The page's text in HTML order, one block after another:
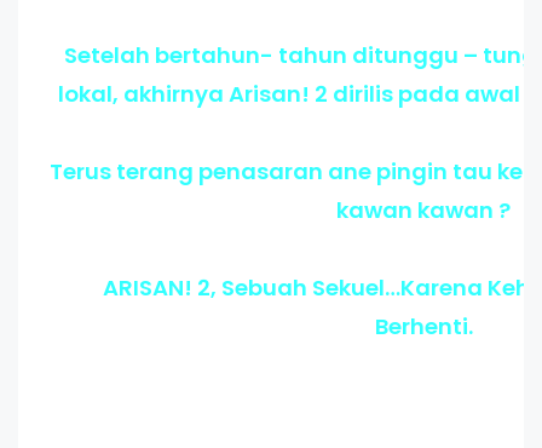
Setelah bertahun- tahun ditunggu –
lokal, akhirnya Arisan! 2 dirilis pada awal
Terus terang penasaran ane pingin tau
kawan kawan ?
ARISAN! 2, Sebuah Sekuel…Karena
Berhenti.